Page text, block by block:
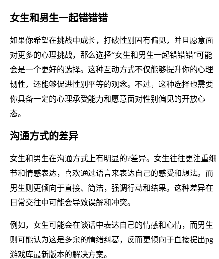
女生和男生一起错错错
如果你希望在挑战中成长，打破性别固有偏见，并且愿意面
对更多的心理挑战，那么选择“女生和男生一起错错错”可能
会是一个更好的选择。这种互动方式不仅能够提升你的心理
韧性，还能够促进性别平等的观念。不过，这种选择也需要
你具备一定的心理承受能力和愿意面对性别偏见的开放心
态。
沟通方式的差异
女生和男生在沟通方式上有明显的?差异。女生往往更注重细
节和情感表达，喜欢通过语言来表达自己的感受和想法。而
男生则更倾向于直接、简洁，强调行动和结果。这种差异在
日常交往中可能会导致误解和冲突。
例如，女生可能会在谈话中表达自己的情感和心情，而男生
则可能认为这是多余的情绪纠葛，反而更倾向于直接提出pg
游戏库最新版本的解决方案。